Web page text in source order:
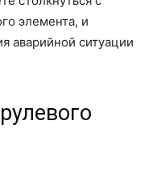
элемента, и
аварийной ситуации